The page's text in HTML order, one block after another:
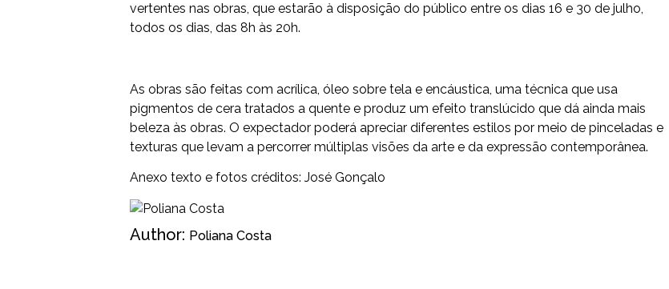
vertentes nas obras, que estarão à disposição do público entre os dias 16 e 30 de julho,
todos os dias, das 8h às 20h.
As obras são feitas com acrílica, óleo sobre tela e encáustica, uma técnica que usa
pigmentos de cera tratados a quente e produz um efeito translúcido que dá ainda mais
beleza às obras. O expectador poderá apreciar diferentes estilos por meio de pinceladas e
texturas que levam a percorrer múltiplas visões da arte e da expressão contemporânea.
Anexo texto e fotos créditos: José Gonçalo
Author: Poliana Costa